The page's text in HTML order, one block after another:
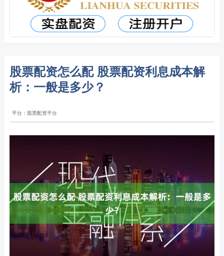
股票配资怎么配 股票配资利息成本解
析：一般是多少？
平台：股票配资平台